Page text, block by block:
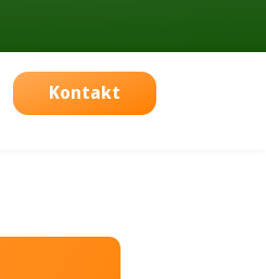
Kontakt